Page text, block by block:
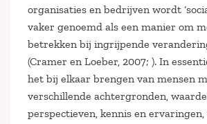
organisaties en bedrijven wordt
vaker genoemd als een manier om
betrekken bij ingrijpende
(Cramer en Loeber, 2007; ). In
het bij elkaar brengen van mensen
verschillende achtergronden,
perspectieven, kennis en ervaringen,